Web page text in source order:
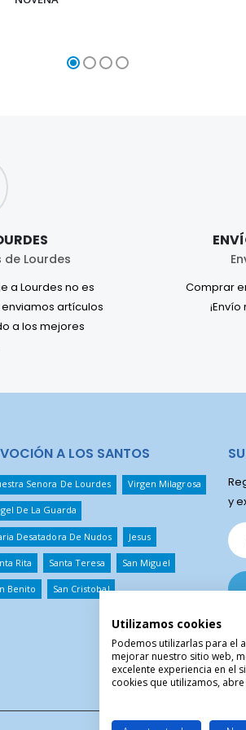
de Lourdes
a Lourdes no es
artículos
a los mejores
Comprar
A LOS SANTOS
Senora De Lourdes Virgen Milagrosa
De La Guarda
Desatadora De Nudos Jesus
Rita Santa Teresa San Miguel
Benito San Cristobal
y
Utilizamos cookies
Podemos utilizarlas para el
mejorar nuestro sitio web,
excelente experiencia en el
cookies que utilizamos,